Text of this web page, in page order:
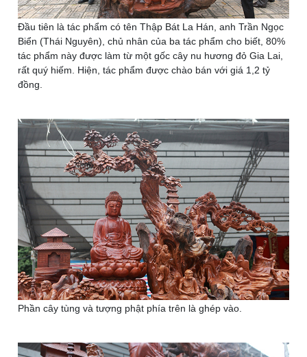
Đầu tiên là tác phẩm có tên Thập Bát La Hán, anh Trần Ngọc
Biển (Thái Nguyên), chủ nhân của ba tác phẩm cho biết, 80%
tác phẩm này được làm từ một gốc cây nu hương đỏ Gia Lai,
rất quý hiếm. Hiện, tác phẩm được chào bán với giá 1,2 tỷ
đồng.
Phần cây tùng và tượng phật phía trên là ghép vào.